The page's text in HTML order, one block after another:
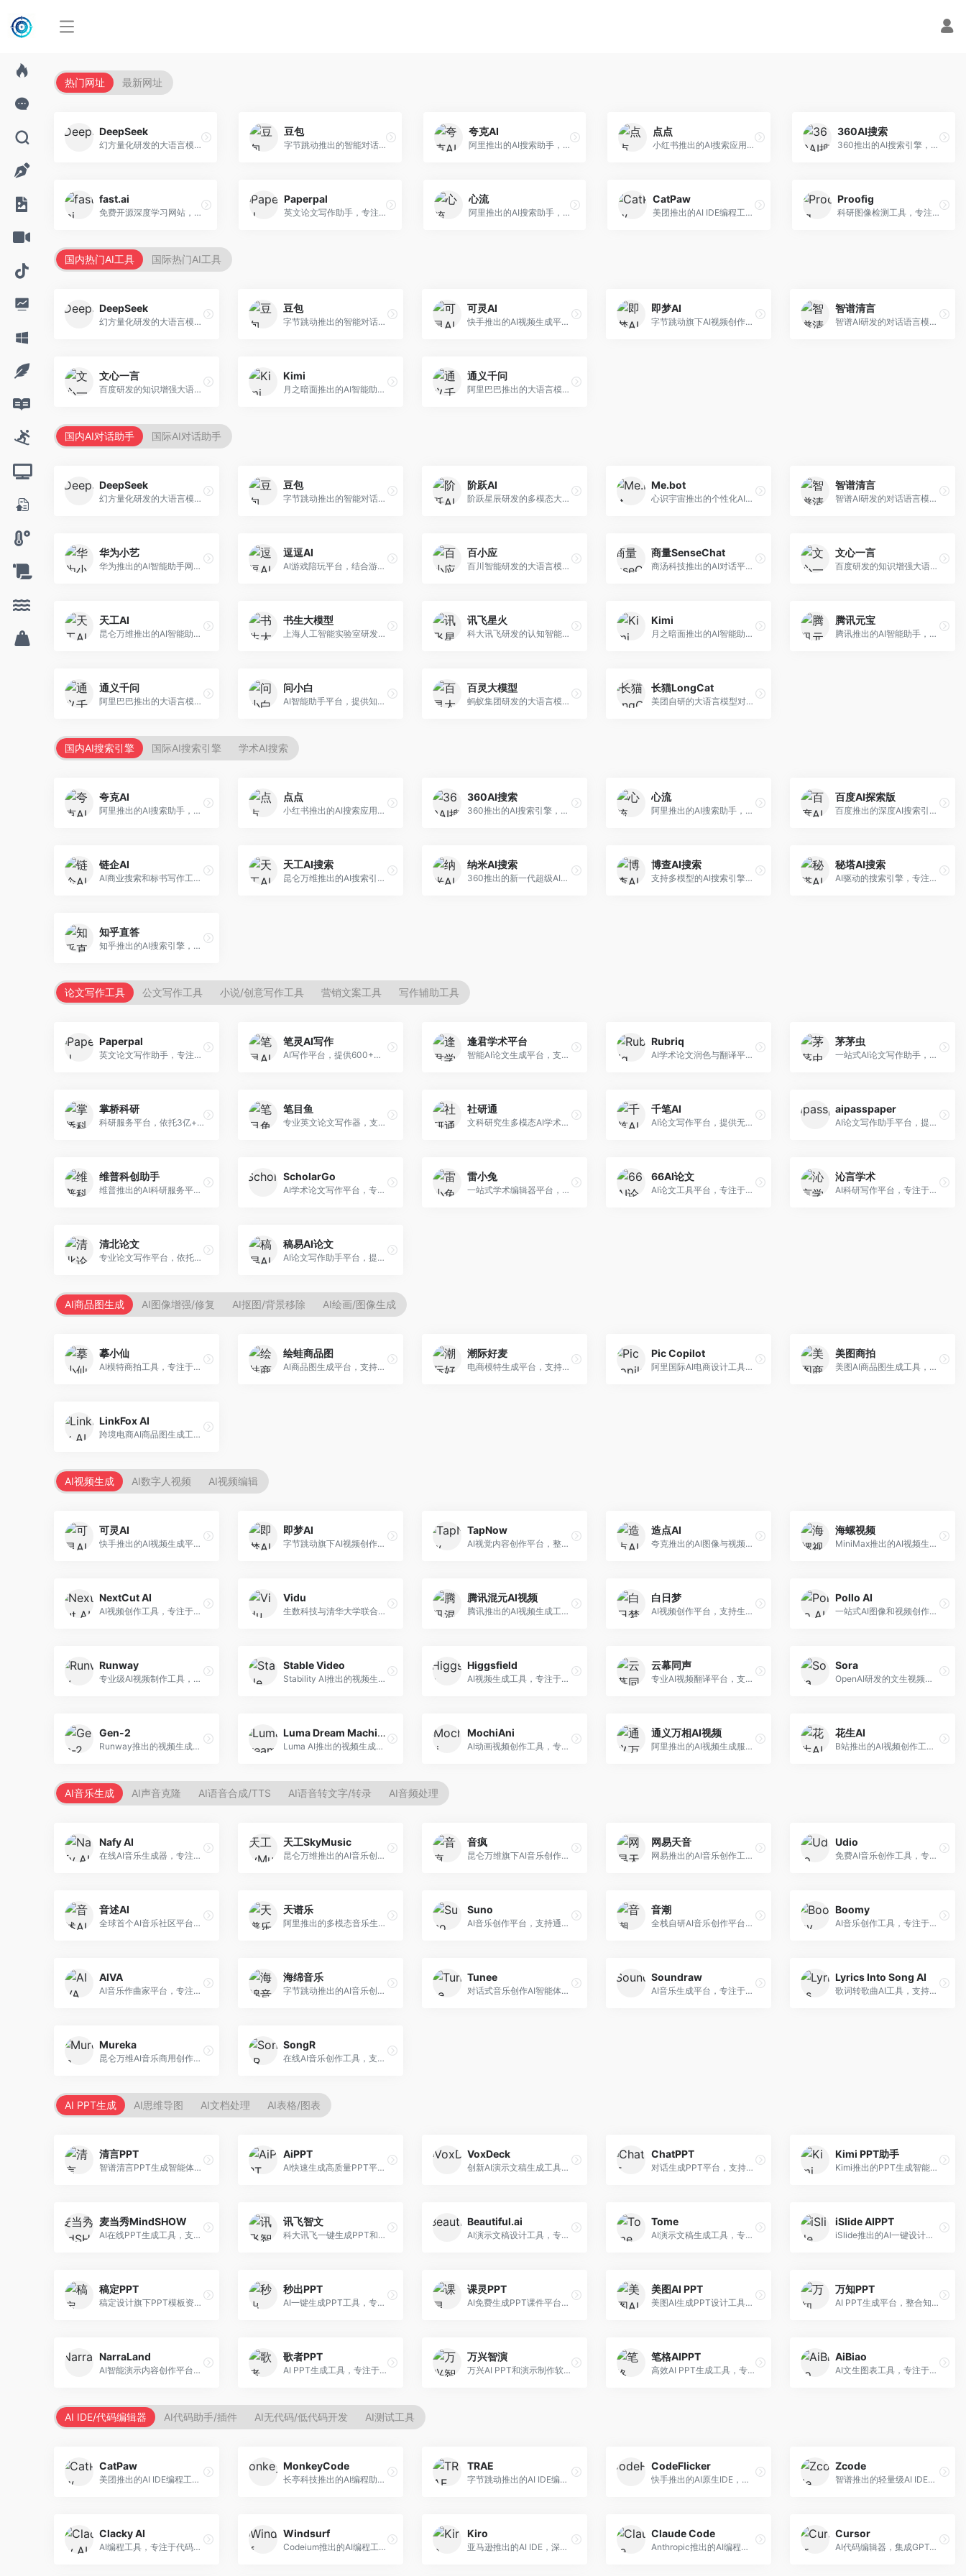
热门网址 最新网址
DeepSeek
幻方量化研发的大语言模型平台，专注于深度推理和代码生成能力。面向开发者、研究人员和技术爱好者，提供强大的逻辑推理和数学计算功能，开源生态完善，API接口友好。
豆包
字节跳动推出的智能对话助手平台，提供文本创作、知识问答、英语学习等多种AI服务。面向普通用户和内容创作者，支持多轮对话和文件解析，免费使用，响应速度快，中文理解能力强。
夸克AI
阿里推出的AI搜索助手，整合搜索与AI功能。面向年轻用户，提供智能搜索、文档处理、学习辅助等服务，与夸克生态深度整合。
点点
小红书推出的AI搜索应用，专注于生活方式内容搜索。面向小红书用户，提供生活攻略、消费决策、内容推荐等服务，生活方式内容丰富。
360AI搜索
360推出的AI搜索引擎，专注于安全智能搜索。面向普通用户，提供智能问答、网页搜索、内容整理等服务，安全防护能力强。
fast.ai
免费开源深度学习网站，专注于实用AI教学。面向开发者，提供免费深度学习课程、实战项目、代码库等资源，学习门槛低。
Paperpal
英文论文写作助手，专注于学术英语润色。面向需要发表国际期刊的研究者，提供语法检查、学术表达优化、格式规范等服务，英语表达地道专业。
心流
阿里推出的AI搜索助手，专注于智能信息获取。面向普通用户，提供智能搜索、内容整理、知识问答等服务，与阿里生态深度整合。
CatPaw
美团推出的AI IDE编程工具，专注于本地开发生态。面向开发者，提供智能代码补全、代码生成、项目管理等服务，本地开发体验好。
Proofig
科研图像检测工具，专注于学术图像完整性验证。面向科研人员，提供图像检测、重复分析、报告生成等服务，学术检测专业。
国内热门AI工具 国际热门AI工具
DeepSeek
幻方量化研发的大语言模型平台，专注于深度推理和代码生成能力。面向开发者、研究人员和技术爱好者，提供强大的逻辑推理和数学计算功能，开源生态完善，API接口友好。
豆包
字节跳动推出的智能对话助手平台，提供文本创作、知识问答、英语学习等多种AI服务。面向普通用户和内容创作者，支持多轮对话和文件解析，免费使用，响应速度快，中文理解能力强。
可灵AI
快手推出的AI视频生成平台，支持文生视频和图生视频，可生成长达2分钟的高质量视频内容。面向短视频创作者和营销人员，操作简便，生成效果逼真，适合商业推广和创意表达。
即梦AI
字节跳动旗下AI视频创作平台，支持多模态内容生成。面向内容创作者和营销人员，提供文生视频、图生视频、智能剪辑等功能，中文理解能力强，创作效率高。
智谱清言
智谱AI研发的对话语言模型，支持中英双语交互。面向中文用户和开发者，提供知识问答、代码编写、文档解读等服务，开源生态完善，学术研究背景深厚。
文心一言
百度研发的知识增强大语言模型，深度融合百度知识图谱和搜索能力。面向中文用户，提供知识问答、文本创作、逻辑推理等服务，中文语境理解准确，知识覆盖面广。
Kimi
月之暗面推出的AI智能助手，核心优势在于超长文本处理能力，支持20万字以上文档分析。面向学术研究者、职场人士和内容创作者，提供文档解读、PPT生成、联网搜索等综合服务。
通义千问
阿里巴巴推出的大语言模型平台，提供对话问答、文档处理、图像理解、代码编写等全方位AI服务。面向企业用户和个人开发者，集成阿里云生态，支持多模态交互，企业级安全保障。
国内AI对话助手 国际AI对话助手
DeepSeek
幻方量化研发的大语言模型平台，专注于深度推理和代码生成能力。面向开发者、研究人员和技术爱好者，提供强大的逻辑推理和数学计算功能，开源生态完善，API接口友好。
豆包
字节跳动推出的智能对话助手平台，提供文本创作、知识问答、英语学习等多种AI服务。面向普通用户和内容创作者，支持多轮对话和文件解析，免费使用，响应速度快，中文理解能力强。
阶跃AI
阶跃星辰研发的多模态大模型平台，支持文本、图像、视频的综合理解与生成。面向创作者和企业客户，提供内容创作、智能分析等服务，多模态能力突出。
Me.bot
心识宇宙推出的个性化AI伴侣，专注于情感交互和个人助理服务。面向个人用户，支持日程管理、情感陪伴、知识问答等功能，交互体验人性化。
智谱清言
智谱AI研发的对话语言模型，支持中英双语交互。面向中文用户和开发者，提供知识问答、代码编写、文档解读等服务，开源生态完善，学术研究背景深厚。
华为小艺
华为推出的AI智能助手网页端，深度整合鸿蒙生态和华为云服务。面向华为设备用户，支持语音交互、智能问答、设备控制等功能，与华为硬件生态无缝衔接。
逗逗AI
AI游戏陪玩平台，结合游戏理解和自然语言交互技术。面向游戏玩家，提供游戏攻略、陪玩互动、社交聊天等服务，游戏知识丰富，互动体验有趣。
百小应
百川智能研发的大语言模型助手，专注于中文理解和生成。面向中文用户，提供知识问答、文本创作、代码辅助等服务，模型参数规模大，中文表达流畅自然。
商量SenseChat
商汤科技推出的AI对话平台，结合计算机视觉和自然语言处理技术。面向企业用户和开发者，支持多模态交互，视觉理解能力强，适合智能客服和内容创作场景。
文心一言
百度研发的知识增强大语言模型，深度融合百度知识图谱和搜索能力。面向中文用户，提供知识问答、文本创作、逻辑推理等服务，中文语境理解准确，知识覆盖面广。
天工AI
昆仑万维推出的AI智能助手，集成搜索、对话、创作等多种能力。面向普通用户和内容创作者，支持联网搜索、文本生成、图像理解等功能，响应速度快，免费使用。
书生大模型
上海人工智能实验室研发的开源大模型系列，支持多尺度和多模态。面向研究机构和开发者，开源生态完善，学术研究背景深厚，适合科研和定制开发。
讯飞星火
科大讯飞研发的认知智能大模型，深度融合语音识别和自然语言处理技术。面向企业用户和教育领域，提供语音交互、文档处理、代码生成等服务，中文语音识别准确率高。
Kimi
月之暗面推出的AI智能助手，核心优势在于超长文本处理能力，支持20万字以上文档分析。面向学术研究者、职场人士和内容创作者，提供文档解读、PPT生成、联网搜索等综合服务。
腾讯元宝
腾讯推出的AI智能助手，整合微信生态和腾讯云服务。面向普通用户和企业客户，支持文档解析、图像理解、联网搜索等功能，与腾讯产品无缝衔接，办公协作便捷。
通义千问
阿里巴巴推出的大语言模型平台，提供对话问答、文档处理、图像理解、代码编写等全方位AI服务。面向企业用户和个人开发者，集成阿里云生态，支持多模态交互，企业级安全保障。
问小白
AI智能助手平台，提供知识问答、文本创作、文档处理等服务。面向普通用户和职场人士，操作简便，响应速度快，支持多场景应用。
百灵大模型
蚂蚁集团研发的大语言模型平台，专注于金融科技和企业服务。面向金融机构和企业客户，提供智能客服、风险分析、文档处理等服务，金融场景理解深入。
长猫LongCat
美团自研的大语言模型对话平台，专注于本地生活服务场景。面向美团生态用户，提供智能推荐、服务问答等功能，本地生活知识覆盖全面。
国内AI搜索引擎 国际AI搜索引擎 学术AI搜索
夸克AI
阿里推出的AI搜索助手，整合搜索与AI功能。面向年轻用户，提供智能搜索、文档处理、学习辅助等服务，与夸克生态深度整合。
点点
小红书推出的AI搜索应用，专注于生活方式内容搜索。面向小红书用户，提供生活攻略、消费决策、内容推荐等服务，生活方式内容丰富。
360AI搜索
360推出的AI搜索引擎，专注于安全智能搜索。面向普通用户，提供智能问答、网页搜索、内容整理等服务，安全防护能力强。
心流
阿里推出的AI搜索助手，专注于智能信息获取。面向普通用户，提供智能搜索、内容整理、知识问答等服务，与阿里生态深度整合。
百度AI探索版
百度推出的深度AI搜索引擎，整合百度知识图谱。面向中文用户，提供智能问答、知识探索、内容生成等服务，知识覆盖面广。
链企AI
AI商业搜索和标书写作工具，专注于企业服务场景。面向企业用户，提供商业信息搜索、标书生成、企业分析等服务，商业信息专业。
天工AI搜索
昆仑万维推出的AI搜索引擎，整合大模型与搜索能力。面向普通用户，提供智能问答、深度搜索、内容整理等服务，中文搜索体验好。
纳米AI搜索
360推出的新一代超级AI搜索，深度整合360搜索资源。面向普通用户，提供智能问答、多模态搜索、内容生成等服务，安全可靠。
博查AI搜索
支持多模型的AI搜索引擎，整合多种大模型能力。面向AI爱好者，提供多模型搜索、答案对比、深度分析等服务，模型选择灵活。
秘塔AI搜索
AI驱动的搜索引擎，专注于无广告直达结果。面向研究者和信息获取需求者，提供深度搜索、来源标注、答案整理等服务，搜索结果干净准确，信息可信度高。
知乎直答
知乎推出的AI搜索引擎，专注于知识问答场景。面向知识获取者，提供知乎内容搜索、智能问答、知识整理等服务，专业知识丰富。
论文写作工具 公文写作工具 小说/创意写作工具 营销文案工具 写作辅助工具
Paperpal
英文论文写作助手，专注于学术英语润色。面向需要发表国际期刊的研究者，提供语法检查、学术表达优化、格式规范等服务，英语表达地道专业。
笔灵AI写作
AI写作平台，提供600+写作模板。面向学生、职场人士和内容创作者，支持论文、公文、营销文案等多种文体，模板丰富，一键生成，写作效率大幅提升。
逢君学术平台
智能AI论文生成平台，支持查重检测。面向高校学生和研究人员，提供论文选题、内容生成、查重修改等一站式服务，学术写作流程完整。
Rubriq
AI学术论文润色与翻译平台。面向国际期刊投稿者，提供论文润色、翻译、格式调整等服务，支持多语言，学术表达专业规范。
茅茅虫
一站式AI论文写作助手，覆盖学术写作全场景。面向高校学生和科研人员，提供开题报告、文献综述、论文正文等写作服务，支持多学科多类型论文，操作简便。
掌桥科研
科研服务平台，依托3亿+真实文献数据库。面向学术研究者和学生，提供文献检索、论文写作、科研数据分析等服务，文献资源丰富，学术支持专业。
笔目鱼
专业英文论文写作器，支持学术论文全流程。面向留学生和国际期刊投稿者，提供英文论文撰写、润色、格式调整等服务，学术英语表达规范。
社研通
文科研究生多模态AI学术写作平台。面向文科研究生和社科研究者，提供文献综述、理论分析、定性研究辅助等服务，文科研究方法论支持完善。
千笔AI
AI论文写作平台，提供无限改稿服务。面向高校学生和学术研究者，支持论文选题、大纲生成、内容撰写、查重修改等全流程服务，改稿次数不限，服务质量有保障。
aipasspaper
AI论文写作助手平台，提供智能化的学术写作支持。面向大学生和研究人员，支持多种学科论文生成，提供参考文献管理和格式规范服务，写作效率高。
维普科创助手
维普推出的AI科研服务平台，整合学术资源与智能写作。面向科研人员和高校师生，提供文献检索、论文写作、查重检测等一站式服务，学术资源权威可靠。
ScholarGo
AI学术论文写作平台，专注于理工科领域的逻辑构建。面向理工科研究生和科研工作者，提供公式编辑、数据分析、论文结构优化等服务，理工科写作逻辑严谨。
雷小兔
一站式学术编辑器平台，覆盖论文写作全流程。面向高校学生和科研人员，提供选题分析、文献检索、论文生成、查重降重等服务，操作流程清晰，学术写作效率显著提升。
66AI论文
AI论文工具平台，专注于高质量低查重论文生成。面向大学生和研究生，提供论文写作、降重修改等服务，生成内容原创度高，查重率低。
沁言学术
AI科研写作平台，专注于学术研究辅助。面向研究生和科研工作者，提供文献分析、研究方法指导、论文撰写等服务，学术资源丰富，研究支持全面。
清北论文
专业论文写作平台，依托高校学术资源。面向本科生和研究生，提供论文指导、写作辅助、查重检测等服务，学术规范性强，适合追求高质量论文的用户。
稿易AI论文
AI论文写作助手平台，提供智能化学术写作支持。面向高校学生，支持多种论文类型生成，提供参考文献管理和格式规范服务，操作流程简单。
AI商品图生成 AI图像增强/修复 AI抠图/背景移除 AI绘画/图像生成
摹小仙
AI模特商拍工具，专注于服装电商。面向服装电商卖家，提供虚拟模特试穿、商品展示图生成等服务，模特形象多样，拍摄成本低。
绘蛙商品图
AI商品图生成平台，支持模特换装和场景生成。面向电商卖家，提供商品上身效果展示、场景化商品图生成等服务，电商营销效果显著。
潮际好麦
电商模特生成平台，支持AI虚拟模特创作。面向服装和配饰电商，提供模特试穿、商品展示、营销素材生成等服务，模特形象可定制。
Pic Copilot
阿里国际AI电商设计工具，专注于跨境电商。面向跨境电商卖家，提供商品图优化、营销海报生成、多语言适配等服务，海外市场适配性强。
美图商拍
美图AI商品图生成工具，整合美图生态。面向电商卖家，提供商品图美化、模特替换、场景生成等服务，移动端操作便捷。
LinkFox AI
跨境电商AI商品图生成工具。面向跨境电商卖家，支持多语言商品图生成、模特替换、场景优化等服务，适配海外电商平台需求。
AI视频生成 AI数字人视频 AI视频编辑
可灵AI
快手推出的AI视频生成平台，支持文生视频和图生视频，可生成长达2分钟的高质量视频内容。面向短视频创作者和营销人员，操作简便，生成效果逼真，适合商业推广和创意表达。
即梦AI
字节跳动旗下AI视频创作平台，支持多模态内容生成。面向内容创作者和营销人员，提供文生视频、图生视频、智能剪辑等功能，中文理解能力强，创作效率高。
TapNow
AI视觉内容创作平台，整合图像与视频生成能力。面向内容创作者，提供文生图、文生视频、智能编辑等服务，创作工具丰富，一站式体验便捷。
造点AI
夸克推出的AI图像与视频创作平台。面向普通用户和内容创作者，提供文生图、文生视频等功能，操作简便，与夸克生态深度整合。
海螺视频
MiniMax推出的AI视频生成工具，支持高质量视频创作。面向内容创作者，提供文生视频、视频编辑等功能，生成速度快，视频效果自然流畅。
NextCut AI
AI视频创作工具，专注于智能剪辑和视频生成。面向视频创作者，提供智能剪辑、视频生成、特效添加等功能，剪辑效率高，适合快节奏内容生产。
Vidu
生数科技与清华大学联合研发的AI视频生成大模型。面向视频创作者和内容生产者，支持文生视频、图生视频，视频质量高，物理运动理解准确，国产视频生成领先工具。
腾讯混元AI视频
腾讯推出的AI视频生成工具，基于混元大模型。面向腾讯生态用户和内容创作者，支持文生视频、视频编辑等功能，与腾讯产品生态深度整合。
白日梦
AI视频创作平台，支持生成长达50分钟的长视频内容。面向长视频创作者和内容生产者，支持故事视频生成、视频编辑等功能，适合叙事性内容创作。
Pollo AI
一站式AI图像和视频创作平台，整合多种生成工具。面向内容创作者，提供文生图、文生视频、视频编辑等服务，创作工具全面，一站式体验便捷。
Runway
专业级AI视频制作工具，支持视频生成与编辑。面向影视制作人和创意工作者，提供文生视频、视频编辑、绿幕抠像等专业功能，视频处理能力强，适合专业创作场景。
Stable Video
Stability AI推出的视频生成模型，开源可部署。面向开发者和专业创作者，支持视频生成、视频编辑等功能，开源生态完善，定制化程度高。
Higgsfield
AI视频生成工具，专注于高质量视频内容创作。面向视频创作者和营销人员，支持文生视频、视频编辑等功能，视频效果逼真，适合商业应用。
云幕同声
专业AI视频翻译平台，支持视频多语言配音和字幕生成。面向跨境电商和内容出海从业者，提供视频翻译、配音、字幕生成等服务，多语言支持完善。
Sora
OpenAI研发的文生视频大模型，可根据文字描述生成长达60秒的高清视频。面向影视创作者、广告从业者和内容生产者，视频连贯性强，物理世界理解准确，代表了AI视频生成的最高水平。
Gen-2
Runway推出的视频生成模型，专注于文生视频和视频风格转换。面向影视制作人和创意工作者，支持文本到视频、图像到视频等多种生成模式，视频质量专业级。
Luma Dream Machine
Luma AI推出的视频生成工具，专注于高质量视频创作。面向影视创作者和内容生产者，支持文生视频、图生视频，视频质量高，物理运动流畅自然。
MochiAni
AI动画视频创作工具，专注于动画内容生成。面向动画创作者和二次元内容生产者，支持动画风格视频生成，动画效果流畅，适合动漫内容创作。
通义万相AI视频
阿里推出的AI视频生成服务，整合图像与视频创作能力。面向电商和营销从业者，支持商品视频生成、营销视频制作等服务，商业应用场景丰富。
花生AI
B站推出的AI视频创作工具，专注于短视频内容生成。面向B站创作者，支持视频生成、视频编辑等功能，与B站平台深度整合，创作效率高。
AI音乐生成 AI声音克隆 AI语音合成/TTS AI语音转文字/转录 AI音频处理
Nafy AI
在线AI音乐生成器，专注于快速音乐创作。面向内容创作者，支持多种风格音乐生成，操作简便，生成速度快，适合快速配乐需求。
天工SkyMusic
昆仑万维推出的AI音乐创作平台，基于天工大模型。面向音乐创作者，支持歌词生成、旋律创作、音乐编曲等服务，中文音乐创作能力强。
音疯
昆仑万维旗下AI音乐创作平台，专注于音乐内容生成。面向音乐爱好者和内容创作者，提供多种风格音乐生成，操作简便，创作速度快。
网易天音
网易推出的AI音乐创作工具，支持作词、作曲与编曲。面向音乐爱好者和独立音乐人，提供歌词生成、旋律创作、编曲制作等服务，与网易云音乐生态深度整合。
Udio
免费AI音乐创作工具，专注于高质量音乐生成。面向音乐创作者和内容制作者，支持多种音乐风格生成，音质专业，创作自由度高，适合专业音乐制作场景。
音述AI
全球首个AI音乐社区平台，整合创作与分享功能。面向音乐创作者和爱好者，提供音乐创作、作品分享、社区交流等服务，社区氛围活跃。
天谱乐
阿里推出的多模态音乐生成平台，整合音频与文本理解能力。面向内容创作者，支持歌词生成、旋律创作、音乐编辑等服务，与阿里生态深度整合。
Suno
AI音乐创作平台，支持通过文字描述生成完整歌曲，包含歌词、旋律和人声。面向音乐爱好者、内容创作者和独立音乐人，操作门槛低，创作速度快，支持多种音乐风格，为音乐创作带来全新可能。
音潮
全栈自研AI音乐创作平台，支持从创作到发布的完整流程。面向独立音乐人和音乐工作室，提供作词作曲、编曲混音、音乐发布等服务，创作工具专业。
Boomy
AI音乐创作工具，专注于快速音乐生成与发布。面向音乐爱好者和业余创作者，支持一键生成原创音乐，可直接发布到音乐平台，创作门槛低。
AIVA
AI音乐作曲家平台，专注于古典和影视配乐创作。面向影视制作人和游戏开发者，提供原创音乐生成、配乐定制等服务，音乐风格专业，适合影视游戏配乐。
海绵音乐
字节跳动推出的AI音乐创作平台，支持多风格音乐生成。面向内容创作者和音乐爱好者，提供歌词创作、旋律生成、编曲制作等服务，创作效率高，适合短视频配乐。
Tunee
对话式音乐创作AI智能体，支持自然语言交互创作。面向音乐爱好者，通过对话方式完成音乐创作，交互体验友好，创作过程直观。
Soundraw
AI音乐生成平台，专注于免版税音乐创作。面向视频创作者和内容制作者，提供背景音乐生成、音乐定制等服务，音乐版权清晰，适合视频配乐场景。
Lyrics Into Song AI
歌词转歌曲AI工具，支持将歌词转化为完整歌曲。面向歌词创作者和音乐爱好者，提供歌词谱曲、编曲制作等服务，歌词音乐化效率高。
Mureka
昆仑万维AI音乐商用创作平台，专注于商业音乐授权。面向企业和商业用户，提供版权音乐生成、商用授权等服务，音乐版权清晰，商业应用安全。
SongR
在线AI音乐创作工具，支持歌词与旋律一体化生成。面向内容创作者和音乐爱好者，提供歌词创作、旋律生成、音乐制作等服务，操作简便，创作速度快。
AI PPT生成 AI思维导图 AI文档处理 AI表格/图表
清言PPT
智谱清言PPT生成智能体，基于GLM大模型。面向智谱用户，支持对话生成PPT、内容优化等服务，与智谱生态深度整合。
AiPPT
AI快速生成高质量PPT平台，支持主题定制。面向职场人士和学生，提供一键生成、模板选择、内容优化等服务，PPT制作速度快，设计质量高。
VoxDeck
创新AI演示文稿生成工具，支持语音交互创作。面向职场人士，支持语音输入、PPT生成、内容优化等功能，语音创作体验便捷。
ChatPPT
对话生成PPT平台，支持自然语言交互创作。面向职场人士和教育工作者，通过对话方式完成PPT制作，交互体验友好，创作过程直观。
Kimi PPT助手
Kimi推出的PPT生成智能体，整合长文本处理能力。面向职场人士和学生，支持文档解析、PPT生成、内容优化等服务，与Kimi生态深度整合。
麦当秀MindSHOW
AI在线PPT生成工具，支持思维导图转PPT。面向职场人士，提供思维导图导入、PPT生成、模板选择等服务，思维导图转PPT效率高。
讯飞智文
科大讯飞一键生成PPT和Word工具，整合语音技术。面向职场人士，支持语音输入、文档生成、格式调整等功能，办公效率显著提升。
Beautiful.ai
AI演示文稿设计工具，专注于自动化设计排版。面向职场人士，提供智能排版、模板选择、设计优化等服务，设计美观度高。
Tome
AI演示文稿生成工具，专注于故事化演示创作。面向创业者和营销人员，提供故事叙述、视觉设计、内容生成等服务，演示文稿叙事性强。
iSlide AIPPT
iSlide推出的AI一键设计精美PPT工具。面向PPT设计用户，提供模板库、内容生成、设计优化等服务，与iSlide插件深度整合。
稿定PPT
稿定设计旗下PPT模板资源库，整合AI生成功能。面向设计师和职场人士，提供海量PPT模板、AI内容生成等服务，模板质量高。
秒出PPT
AI一键生成PPT工具，专注于快速演示文稿制作。面向职场人士，支持主题输入、内容生成、模板套用等功能，PPT生成速度快，适合紧急制作场景。
课灵PPT
AI免费生成PPT课件平台，专注于教育场景。面向教师和教育工作者，提供课件生成、教学设计、模板选择等服务，教育适配性强。
美图AI PPT
美图AI生成PPT设计工具，整合图像处理能力。面向设计师和职场人士，提供PPT生成、图片美化、设计优化等服务，视觉设计美观。
万知PPT
AI PPT生成平台，整合知识库与创作功能。面向职场人士，支持内容检索、PPT生成、设计优化等服务，知识整合能力强。
NarraLand
AI智能演示内容创作平台，专注于叙事演示。面向内容创作者，提供故事创作、演示生成、动画设计等服务，演示内容生动有趣。
歌者PPT
AI PPT生成工具，专注于演示文稿智能创作。面向职场人士，支持主题输入、内容生成、设计美化等功能，PPT制作效率高。
万兴智演
万兴AI PPT和演示制作软件，整合视频演示功能。面向职场人士和教育工作者，提供PPT生成、演示录制、视频制作等服务，演示功能完善。
笔格AIPPT
高效AI PPT生成工具，专注于演示文稿智能创作。面向职场人士，支持主题输入、内容生成、设计美化等功能，PPT制作效率高。
AiBiao
AI文生图表工具，专注于数据可视化展示。面向数据分析师和职场人士，提供图表生成、数据可视化、PPT嵌入等服务，数据展示专业。
AI IDE/代码编辑器 AI代码助手/插件 AI无代码/低代码开发 AI测试工具
CatPaw
美团推出的AI IDE编程工具，专注于本地开发生态。面向开发者，提供智能代码补全、代码生成、项目管理等服务，本地开发体验好。
MonkeyCode
长亭科技推出的AI编程助手，专注于安全开发。面向开发者，提供代码生成、安全检测、漏洞修复等服务，安全开发能力强。
TRAE
字节跳动推出的AI IDE编程工具，深度集成大模型能力。面向开发者，提供智能代码补全、代码解释、重构优化等服务，编程效率显著提升。
CodeFlicker
快手推出的AI原生IDE，专注于短视频相关开发。面向快手生态开发者，提供代码生成、调试辅助等服务，与快手开发生态深度整合。
Zcode
智谱推出的轻量级AI IDE，基于GLM模型。面向开发者，提供智能代码补全、代码生成、错误检测等服务，中文编程支持好。
Clacky AI
AI编程工具，专注于代码智能生成与优化。面向开发者，提供代码生成、代码重构、错误修复等服务，编程效率高。
Windsurf
Codeium推出的AI编程工具，专注于代码智能辅助。面向开发者，提供代码补全、代码生成、代码解释等服务，多语言支持完善。
Kiro
亚马逊推出的AI IDE，深度整合AWS云服务。面向AWS开发者，提供代码生成、云服务集成、部署自动化等服务，与AWS生态无缝衔接。
Claude Code
Anthropic推出的AI编程工具，基于Claude模型。面向开发者，提供代码生成、代码审查、调试辅助等服务，代码质量高，推理能力强。
Cursor
AI代码编辑器，集成GPT-4模型，专注于智能编程辅助。面向开发者，提供代码生成、代码解释、错误修复等服务，编程体验流畅，开发效率高。